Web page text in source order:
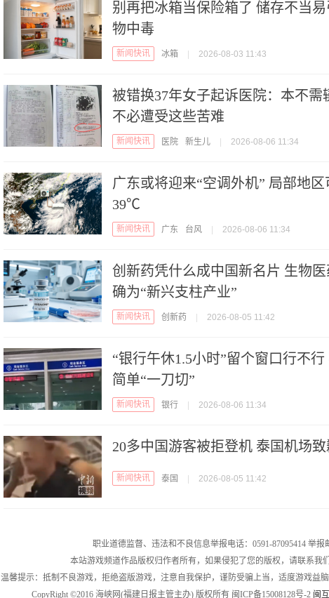
别再把冰箱当保险箱了 储存不当
物中毒
新闻快讯 冰箱 | 2026-08-03 11:43
被错换37年女子起诉医院：本不需
不必遭受这些苦难
新闻快讯 医院 新生儿 | 2026-08-06 11:34
广东或将迎来“空调外机” 局部地区
39℃
新闻快讯 广东 台风 | 2026-08-06 11:34
创新药凭什么成中国新名片 生物医
确为“新兴支柱产业”
新闻快讯 创新药 | 2026-08-05 11:42
“银行午休1.5小时”留个窗口行不行
简单“一刀切”
新闻快讯 银行 | 2026-08-06 11:34
20多中国游客被拒登机 泰国机场致
新闻快讯 泰国 | 2026-08-05 11:42
职业道德监督、违法和不良信息举报电话：0591-87095414 举报
本站游戏频道作品版权归作者所有，如果侵犯了您的版权，请联系我
温馨提示：抵制不良游戏，拒绝盗版游戏，注意自我保护，谨防受骗上当，适度游戏益
CopyRight ©2016 海峡网(福建日报主管主办) 版权所有 闽ICP备15008128号-2 闽